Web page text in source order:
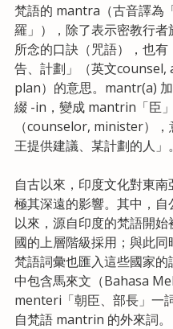
梵語的 mantra（古音譯為
羅」），除了表示密教行者
所念的口訣（咒語），也有
告、計劃」（英文counsel,
plan）的意思。mantr(a)
綴 -in，變成 mantrin「臣」
（counselor, minister），
王提供建議、某計劃的人」。
自古以來，印度文化對東南
極其深遠的影響。其中，自
以來，源自印度的梵語開始
國的上層階級採用；與此同
梵語詞彙也匯入這些國家的
中包含馬來文（Bahasa
menteri「朝臣、部長」一
自梵語 mantrin 的外來詞。